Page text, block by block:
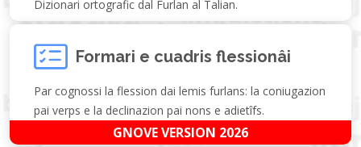
Dizionari ortografic dal Furlan al Talian.
Formari e cuadris flessionâi
Par cognossi la flession dai lemis furlans: la coniugazion
pai verps e la declinazion pai nons e adietîfs.
GNOVE VERSION 2026